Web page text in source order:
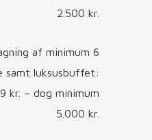
2.500 kr.
af minimum 6
samt luksusbuffet:
kr. – dog minimum
5.000 kr.